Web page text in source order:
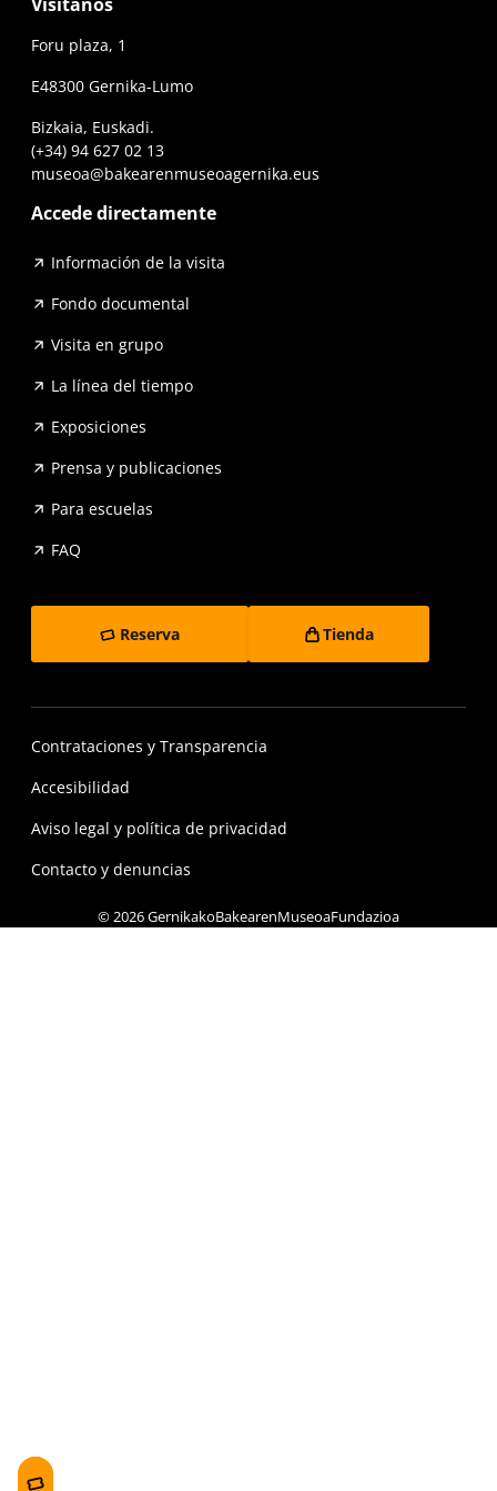
Foru plaza, 1
E48300 Gernika-Lumo
Bizkaia, Euskadi.
(+34) 94 627 02 13
museoa@bakearenmuseoagernika.eus
Accede directamente
Información de la visita
Fondo documental
Visita en grupo
La línea del tiempo
Exposiciones
Prensa y publicaciones
Para escuelas
FAQ
Reserva Tienda
Contrataciones y Transparencia
Accesibilidad
Aviso legal y política de privacidad
Contacto y denuncias
© 2026 GernikakoBakearenMuseoaFundazioa